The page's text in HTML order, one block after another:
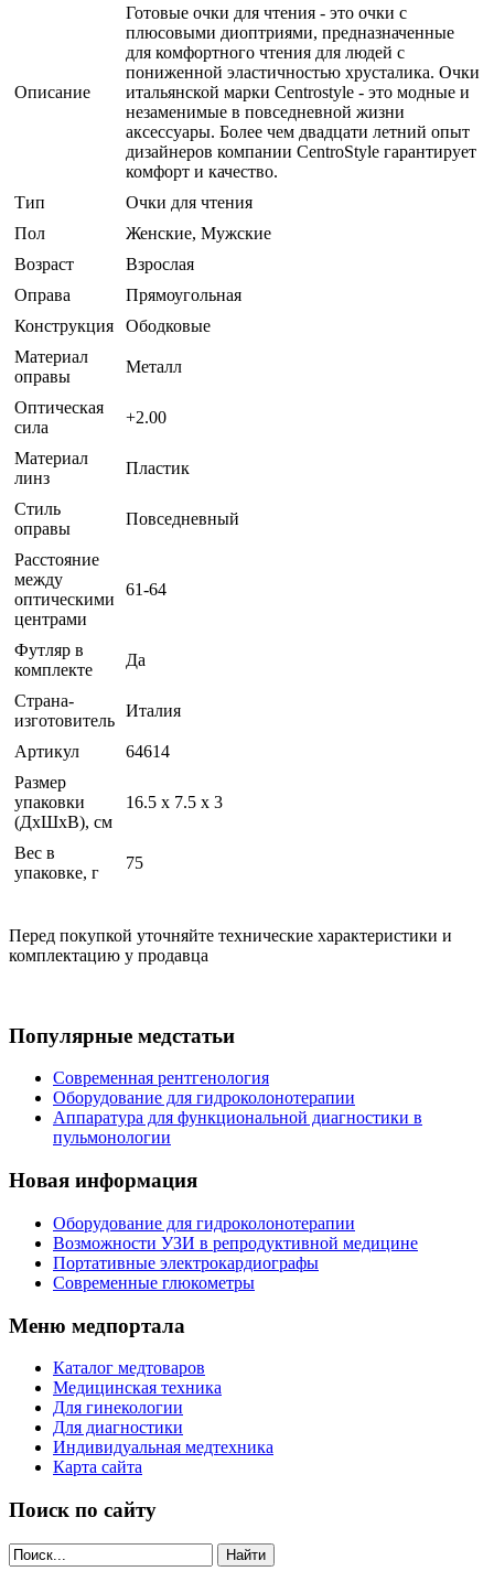
Описание
Готовые очки для чтения - это очки с
плюсовыми диоптриями, предназначенные
для комфортного чтения для людей с
пониженной эластичностью хрусталика. Очки
итальянской марки Centrostyle - это модные и
незаменимые в повседневной жизни
аксессуары. Более чем двадцати летний опыт
дизайнеров компании CentroStyle гарантирует
комфорт и качество.
Тип
Очки для чтения
Пол
Женские, Мужские
Возраст
Взрослая
Оправа
Прямоугольная
Конструкция
Ободковые
Материал
оправы
Металл
Оптическая
сила
+2.00
Материал
линз
Пластик
Стиль
оправы
Повседневный
Расстояние
между
оптическими
центрами
61-64
Футляр в
комплекте
Да
Страна-
изготовитель
Италия
Артикул
64614
Размер
упаковки
(ДхШхВ), см
16.5 x 7.5 x 3
Вес в
упаковке, г
75
Перед покупкой уточняйте технические характеристики и
комплектацию у продавца
Популярные медстатьи
Современная рентгенология
Оборудование для гидроколонотерапии
Аппаратура для функциональной диагностики в
пульмонологии
Новая информация
Оборудование для гидроколонотерапии
Возможности УЗИ в репродуктивной медицине
Портативные электрокардиографы
Современные глюкометры
Меню медпортала
Каталог медтоваров
Медицинская техника
Для гинекологии
Для диагностики
Индивидуальная медтехника
Карта сайта
Поиск по сайту
Найти